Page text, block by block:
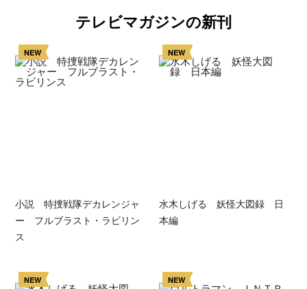
テレビマガジンの新刊
NEW
小説 特捜戦隊デカレンジャ
ー フルブラスト・ラビリン
ス
NEW
水木しげる 妖怪大図録 日
本編
NEW NEW